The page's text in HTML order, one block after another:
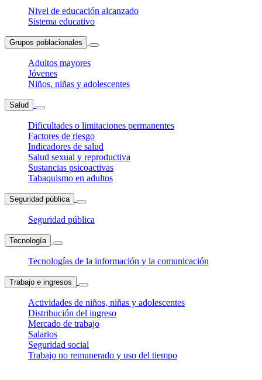
Nivel de educación alcanzado
Sistema educativo
Grupos poblacionales
Adultos mayores
Jóvenes
Niños, niñas y adolescentes
Salud
Dificultades o limitaciones permanentes
Factores de riesgo
Indicadores de salud
Salud sexual y reproductiva
Sustancias psicoactivas
Tabaquismo en adultos
Seguridad pública
Seguridad pública
Tecnología
Tecnologías de la información y la comunicación
Trabajo e ingresos
Actividades de niños, niñas y adolescentes
Distribución del ingreso
Mercado de trabajo
Salarios
Seguridad social
Trabajo no remunerado y uso del tiempo